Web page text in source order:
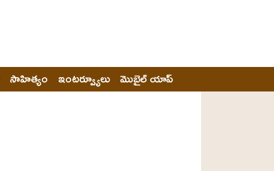
సాహిత్యం ఇంటర్వ్యూలు మొబైల్ యాప్